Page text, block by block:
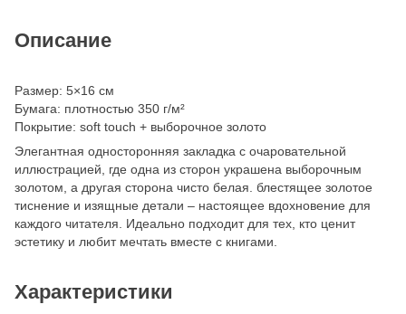
Описание
Размер: 5×16 см
Бумага: плотностью 350 г/м²
Покрытие: soft touch + выборочное золото
Элегантная односторонняя закладка с очаровательной
иллюстрацией, где одна из сторон украшена выборочным
золотом, а другая сторона чисто белая. блестящее золотое
тиснение и изящные детали – настоящее вдохновение для
каждого читателя. Идеально подходит для тех, кто ценит
эстетику и любит мечтать вместе с книгами.
Характеристики